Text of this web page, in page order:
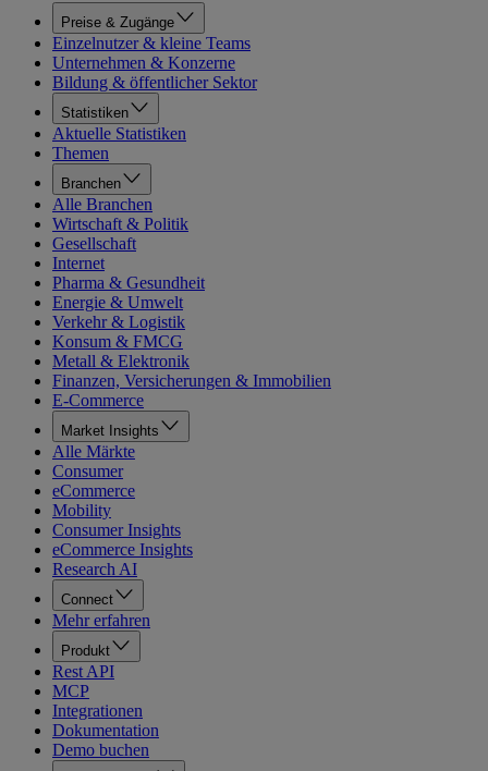
Preise & Zugänge
Einzelnutzer & kleine Teams
Unternehmen & Konzerne
Bildung & öffentlicher Sektor
Statistiken
Aktuelle Statistiken
Themen
Branchen
Alle Branchen
Wirtschaft & Politik
Gesellschaft
Internet
Pharma & Gesundheit
Energie & Umwelt
Verkehr & Logistik
Konsum & FMCG
Metall & Elektronik
Finanzen, Versicherungen & Immobilien
E-Commerce
Market Insights
Alle Märkte
Consumer
eCommerce
Mobility
Consumer Insights
eCommerce Insights
Research AI
Connect
Mehr erfahren
Produkt
Rest API
MCP
Integrationen
Dokumentation
Demo buchen